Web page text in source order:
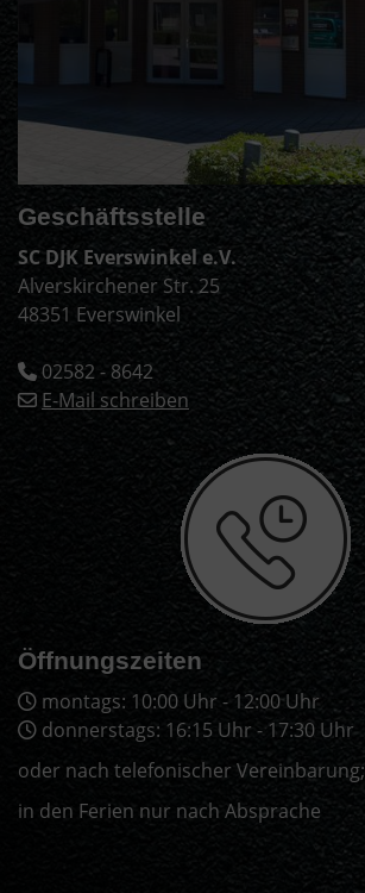
Geschäftsstelle
SC DJK Everswinkel e.V.
Alverskirchener Str. 25
48351 Everswinkel
02582 - 8642
E-Mail schreiben
Öffnungszeiten
montags: 10:00 Uhr - 12:00 Uhr
donnerstags: 16:15 Uhr - 17:30 Uhr
oder nach telefonischer Vereinbarung;
in den Ferien nur nach Absprache